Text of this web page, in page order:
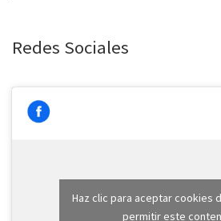
Redes Sociales
Haz clic para aceptar cookies
permitir este